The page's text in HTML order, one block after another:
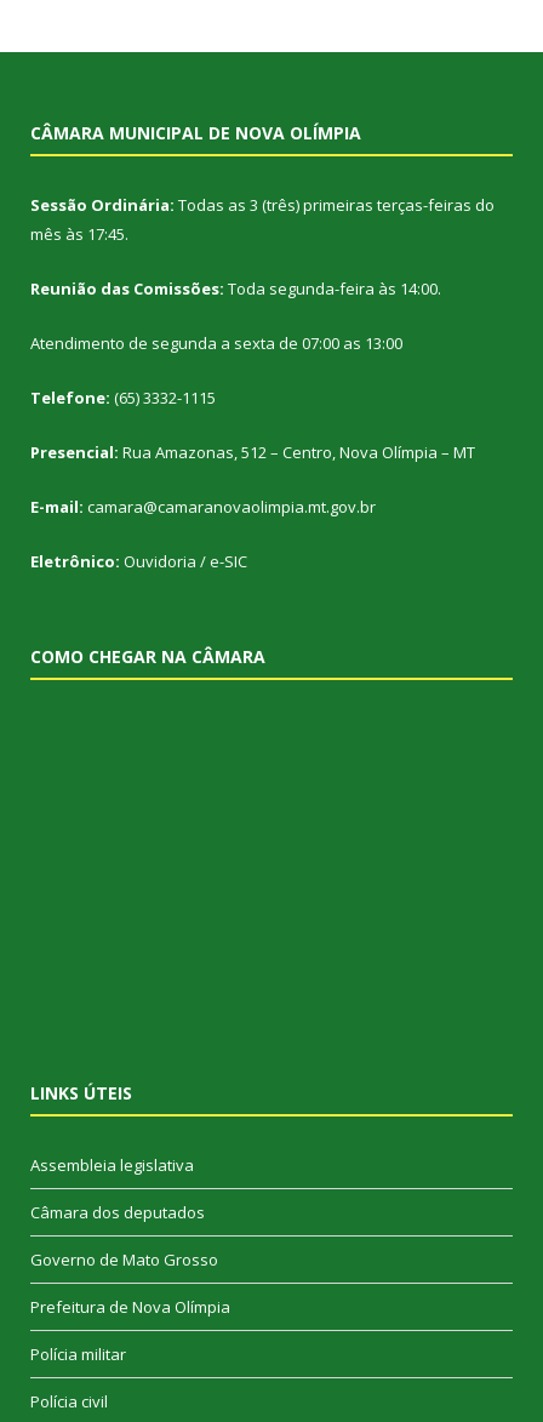
CÂMARA MUNICIPAL DE NOVA OLÍMPIA
Sessão Ordinária: Todas as 3 (três) primeiras terças-feiras do
mês às 17:45.
Reunião das Comissões: Toda segunda-feira às 14:00.
Atendimento de segunda a sexta de 07:00 as 13:00
Telefone: (65) 3332-1115
Presencial: Rua Amazonas, 512 – Centro, Nova Olímpia – MT
E-mail: camara@camaranovaolimpia.mt.gov.br
Eletrônico: Ouvidoria /e-SIC
COMO CHEGAR NA CÂMARA
LINKS ÚTEIS
Assembleia legislativa
Câmara dos deputados
Governo de Mato Grosso
Prefeitura de Nova Olímpia
Polícia militar
Polícia civil